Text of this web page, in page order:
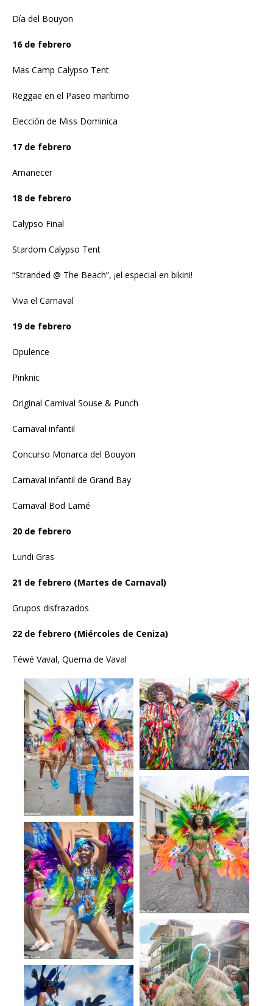
Día del Bouyon
16 de febrero
Mas Camp Calypso Tent
Reggae en el Paseo marítimo
Elección de Miss Dominica
17 de febrero
Amanecer
18 de febrero
Calypso Final
Stardom Calypso Tent
“Stranded @ The Beach”, ¡el especial en bikini!
Viva el Carnaval
19 de febrero
Opulence
Pinknic
Original Carnival Souse & Punch
Carnaval infantil
Concurso Monarca del Bouyon
Carnaval infantil de Grand Bay
Carnaval Bod Lamé
20 de febrero
Lundi Gras
21 de febrero (Martes de Carnaval)
Grupos disfrazados
22 de febrero (Miércoles de Ceniza)
Téwé Vaval, Quema de Vaval